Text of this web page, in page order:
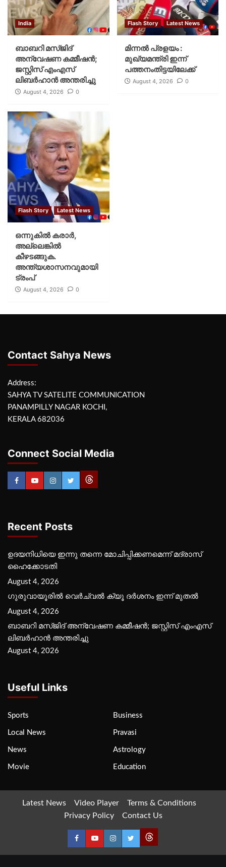
India
ബാബറി മസ്ജിദ്
അന്വേഷണ കമ്മീഷന്‍;
ജസ്റ്റിസ് എംഎസ്
ലിബര്‍ഹാന്‍ അന്തരിച്ചു
August 4, 2026 0
Flash Story Latest News
മിന്നല്‍ പ്രളയം :
മുഖ്യമന്ത്രി ഇന്ന്
പത്തനംതിട്ടയിലേക്ക്
August 4, 2026 0
Flash Story Latest News
ഒന്നുകില്‍ കരാര്‍,
അല്ലെങ്കില്‍
കീഴടങ്ങുക.
അന്ത്യശാസനവുമായി
ട്രംപ്
August 4, 2026 0
Contact Sahya News
Address:
SAHYA TV SATELITE COMMUNICATION
PANAMPILLY NAGAR KOCHI,
KERALA 682036
Connect Social Media
Recent Posts
ഉദയനിധിയെ ഇന്നു തന്നെ മോചിപ്പിക്കണമെന്ന് മദ്രാസ്
ഹൈക്കോടതി
August 4, 2026
ഗുരുവായൂരില്‍ വെര്‍ച്വല്‍ ക്യൂ ദര്‍ശനം ഇന്ന് മുതല്‍
August 4, 2026
ബാബറി മസ്ജിദ് അന്വേഷണ കമ്മീഷന്‍; ജസ്റ്റിസ് എംഎസ്
ലിബര്‍ഹാന്‍ അന്തരിച്ചു
August 4, 2026
Useful Links
Sports Business
Local News Pravasi
News Astrology
Movie Education
Latest News Video Player
Terms & Conditions
Privacy Policy
Contact Us